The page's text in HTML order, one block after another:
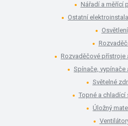
Nářadí a měřící
Ostatní
Osvětlení
Rozvaděčové přístroje
Spínače, vypínače
Světelné
Topné a chladící
Úložný